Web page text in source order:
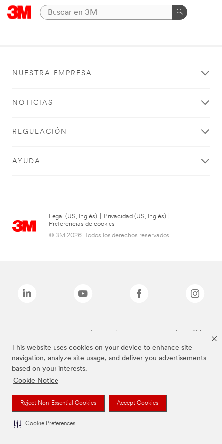
This website uses cookies on your device to enhance site
navigation, analyze site usage, and deliver you advertisements
based on your interests.
Cookie Notice
Reject Non-Essential Cookies Accept Cookies
Cookie Preferences
NUESTRA EMPRESA
NOTICIAS
REGULACIÓN
AYUDA
Legal (US, Inglés) Privacidad (US, Inglés)
Preferencias de cookies
© 3M 2026. Todos los derechos reservados..
Las marcas mencionadas anteriormente son marcas comerciales de 3M.